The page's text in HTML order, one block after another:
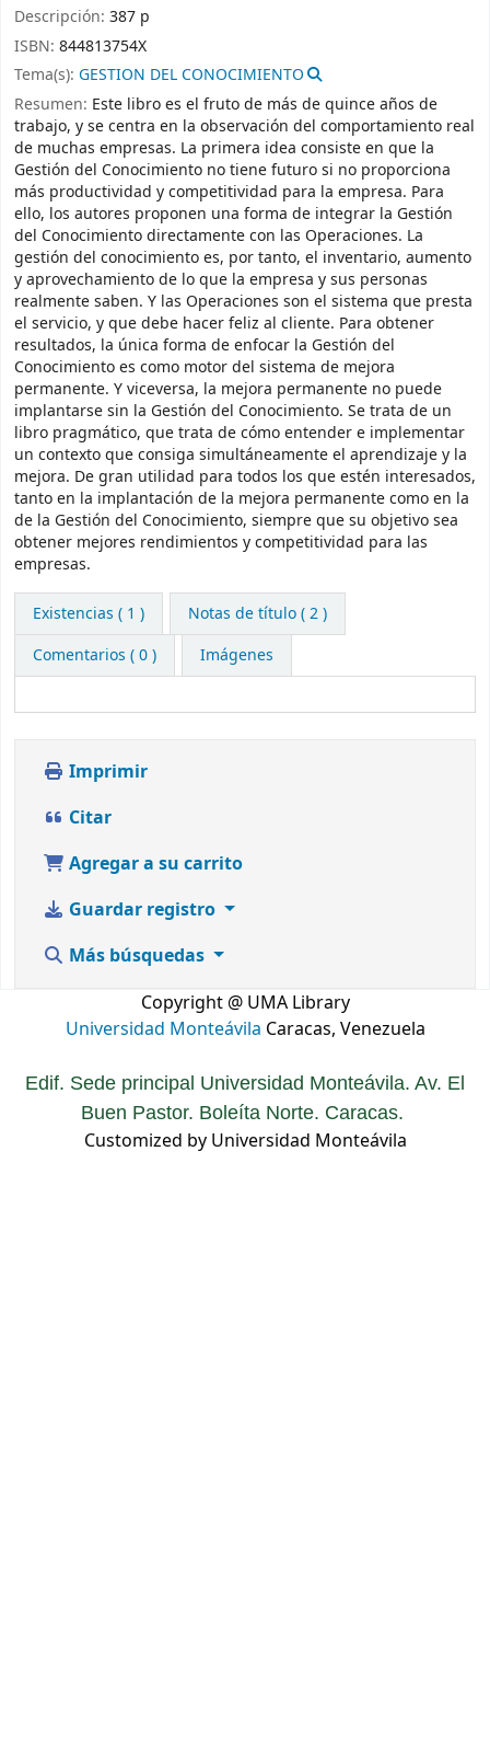
Descripción: 387 p
ISBN: 844813754X
Tema(s): GESTION DEL CONOCIMIENTO
Resumen: Este libro es el fruto de más de quince años de
trabajo, y se centra en la observación del comportamiento real
de muchas empresas. La primera idea consiste en que la
Gestión del Conocimiento no tiene futuro si no proporciona
más productividad y competitividad para la empresa. Para
ello, los autores proponen una forma de integrar la Gestión
del Conocimiento directamente con las Operaciones. La
gestión del conocimiento es, por tanto, el inventario, aumento
y aprovechamiento de lo que la empresa y sus personas
realmente saben. Y las Operaciones son el sistema que presta
el servicio, y que debe hacer feliz al cliente. Para obtener
resultados, la única forma de enfocar la Gestión del
Conocimiento es como motor del sistema de mejora
permanente. Y viceversa, la mejora permanente no puede
implantarse sin la Gestión del Conocimiento. Se trata de un
libro pragmático, que trata de cómo entender e implementar
un contexto que consiga simultáneamente el aprendizaje y la
mejora. De gran utilidad para todos los que estén interesados,
tanto en la implantación de la mejora permanente como en la
de la Gestión del Conocimiento, siempre que su objetivo sea
obtener mejores rendimientos y competitividad para las
empresas.
Existencias ( 1 )
Notas de título ( 2 )
Comentarios ( 0 )
Imágenes
Imprimir
Citar
Agregar a su carrito
Guardar registro
Más búsquedas
Copyright @ UMA Library
Universidad Monteávila Caracas, Venezuela
Edif. Sede principal Universidad Monteávila. Av. El
Buen Pastor. Boleíta Norte. Caracas.
Customized by Universidad Monteávila